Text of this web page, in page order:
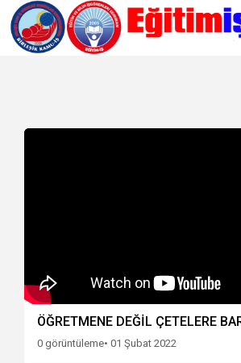
ÖĞRETMENE DEĞİL ÇETELERE
0 görüntüleme• 01 Şubat 2022